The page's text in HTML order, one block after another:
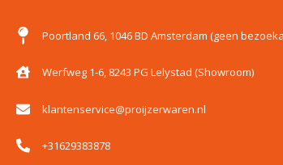
Poortland 66, 1046 BD Amsterdam (geen
Werfweg 1-6, 8243 PG Lelystad (Showroom)
klantenservice@proijzerwaren.nl
+31629383878